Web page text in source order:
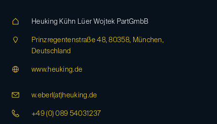
Heuking Kühn Lüer Wojtek PartGmbB
Prinzregentenstraße 48, 80358, München,
Deutschland
www.heuking.de
w.eberl(at)heuking.de
+49 (0) 089 54031237